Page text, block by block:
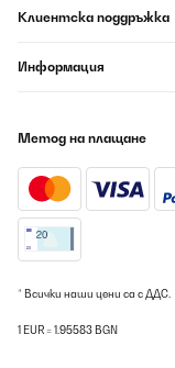
Клиентска поддръжка
Информация
Метод на плащане
* Всички наши цени са с ДДС.
1 EUR = 1.95583 BGN